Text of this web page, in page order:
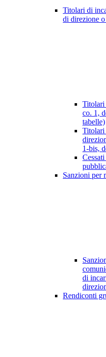
Titolari di
di direzione
Titolari
co. 1,
tabelle)
Titolari
1-bis,
Sanzioni per
di
Rendiconti